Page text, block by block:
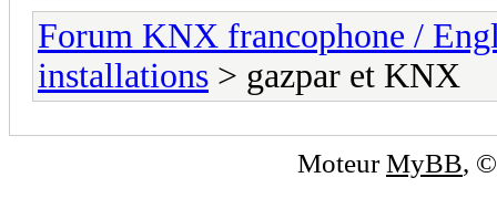
Forum KNX francophone /
installations > gazpar et KNX
MoteurMyBB,